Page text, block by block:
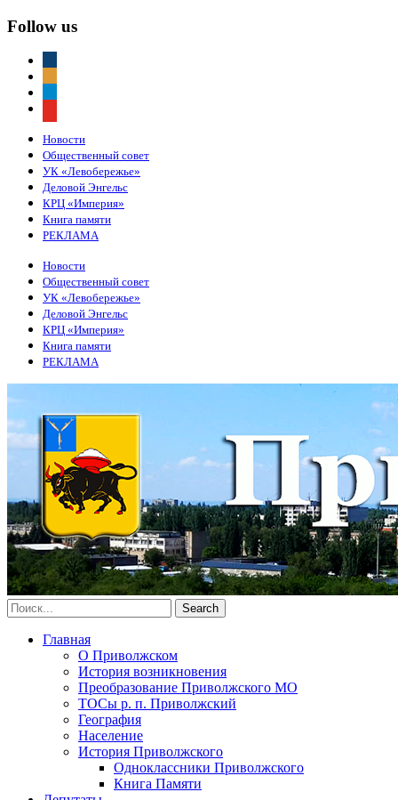
Follow us
Новости
Общественный совет
УК «Левобережье»
Деловой Энгельс
КРЦ «Империя»
Книга памяти
РЕКЛАМА
Новости
Общественный совет
УК «Левобережье»
Деловой Энгельс
КРЦ «Империя»
Книга памяти
РЕКЛАМА
Главная
О Приволжском
История возникновения
Преобразование Приволжского МО
ТОСы р. п. Приволжский
География
Население
История Приволжского
Одноклассники Приволжского
Книга Памяти